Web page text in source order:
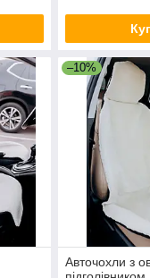
–10%
Авточохли з